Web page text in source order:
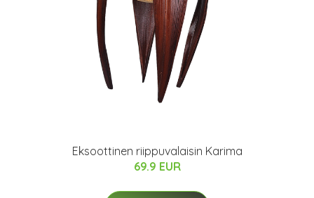
Eksoottinen riippuvalaisin Karima
69.9 EUR